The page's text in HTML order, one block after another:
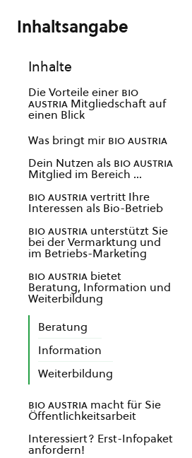
Inhaltsangabe
Inhalte
Die Vorteile einer bio
austria Mitgliedschaft auf
einen Blick
Was bringt mir bio austria
Dein Nutzen als bio austria
Mitglied im Bereich …
bio austriavertritt Ihre
Interessen als Bio-Betrieb
bio austria unterstützt Sie
bei der Vermarktung und
im Betriebs-Marketing
bio austria bietet
Beratung, Information und
Weiterbildung
Beratung
Information
Weiterbildung
bio austria macht für Sie
Öffentlichkeitsarbeit
Interessiert? Erst-Infopaket
anfordern!